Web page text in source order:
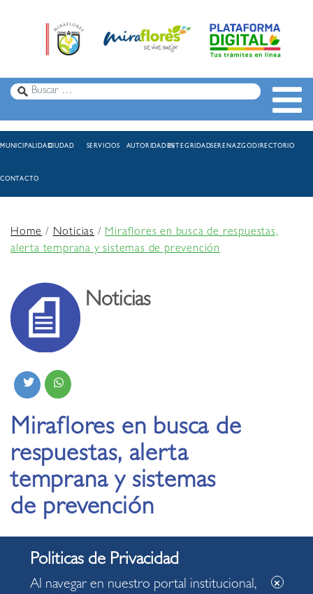
MUNICIPALIDADCIUDAD SERVICIOS AUTORIDADESINTEGRIDADSERENAZGODIRECTORIO
CONTACTO
Home/Noticias /Miraflores en busca de respuestas,
alerta temprana y sistemas de prevención
Noticias
Miraflores en busca de
respuestas, alerta
temprana y sistemas
de prevención
03.09.2019
Al navegar en nuestro portal institucional,